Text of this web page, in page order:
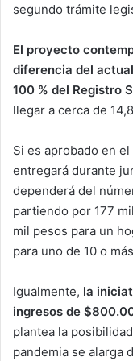
segundo trámite
El proyecto
diferencia del
100 % del Registro
llegar a cerca de
Si es aprobado en
entregará durante
dependerá del
partiendo por 177
mil pesos para un
para uno de 10 o
Igualmente, la
ingresos de
plantea la
pandemia se alarga